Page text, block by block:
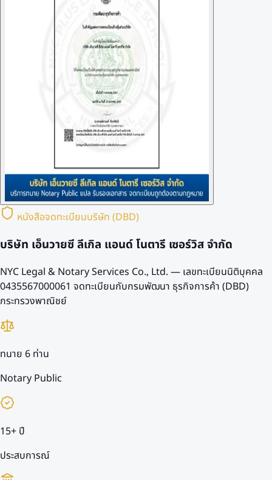
หนังสือจดทะเบียนบริษัท (DBD)
บริษัท เอ็นวายซี ลีเกิล แอนด์ โนตารี เซอร์วิส จำกัด
NYC Legal & Notary Services Co., Ltd. — เลขทะเบียนนิติบุคคล
0435567000061 จดทะเบียนกับกรมพัฒนา ธุรกิจการค้า (DBD)
กระทรวงพาณิชย์
ทนาย 6 ท่าน
Notary Public
15+ ปี
ประสบการณ์